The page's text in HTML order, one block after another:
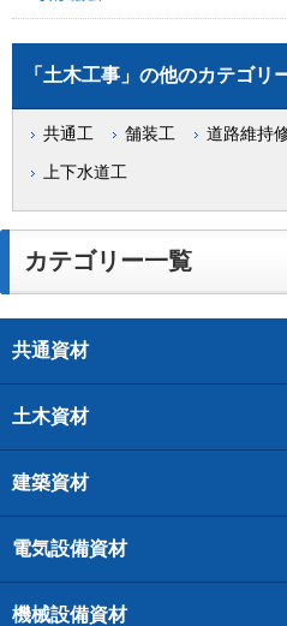
「土木工事」の他のカテゴリ
共通工 舗装工 道路維持
上下水道工
カテゴリー一覧
共通資材
土木資材
建築資材
電気設備資材
機械設備資材